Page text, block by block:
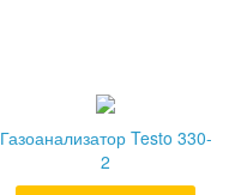
Газоанализатор Testo 330-
2